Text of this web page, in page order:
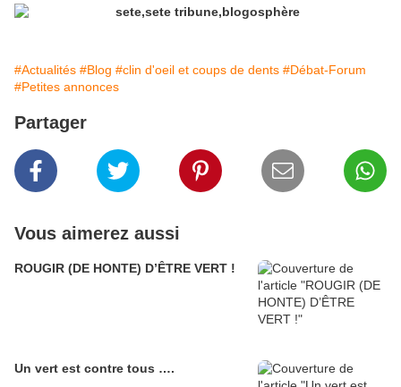
#Actualités #Blog #clin d'oeil et coups de dents #Débat-Forum
#Petites annonces
Partager
Vous aimerez aussi
ROUGIR (DE HONTE) D’ÊTRE VERT !
Un vert est contre tous ….